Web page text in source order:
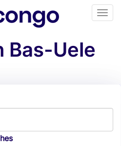
Bas-Uele